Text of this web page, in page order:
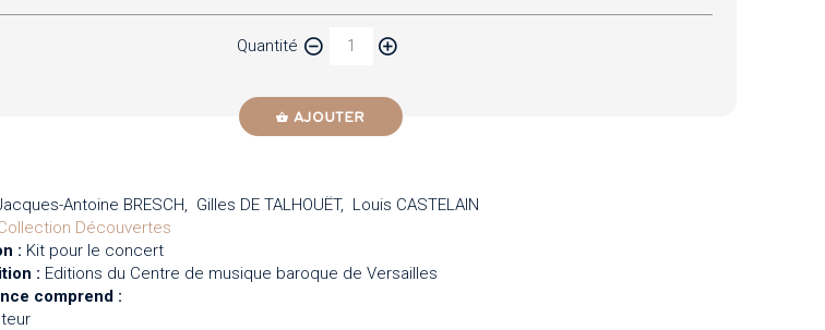
Quantité
AJOUTER
Antoine BRESCH Gilles DE TALHOUËT
Louis CASTELAIN
Découvertes
: Kit pour le concert
: Editions du Centre de musique baroque de Versailles
comprend :